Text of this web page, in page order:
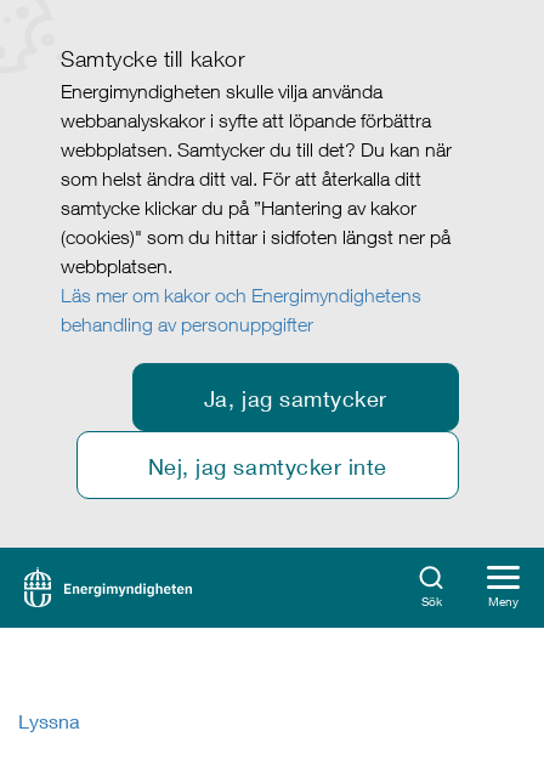
Samtycke till kakor
Energimyndigheten skulle vilja använda
webbanalyskakor i syfte att löpande förbättra
webbplatsen. Samtycker du till det? Du kan när
som helst ändra ditt val. För att återkalla ditt
samtycke klickar du på ”Hantering av kakor
(cookies)" som du hittar i sidfoten längst ner på
webbplatsen.
Läs mer om kakor och Energimyndighetens
behandling av personuppgifter
Ja, jag samtycker
Nej, jag samtycker inte
Sök Meny
Lyssna